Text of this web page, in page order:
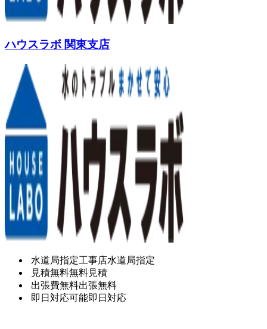
ハウスラボ 関東支店
水道局指定工事店水道局指定
見積無料無料見積
出張費無料出張無料
即日対応可能即日対応